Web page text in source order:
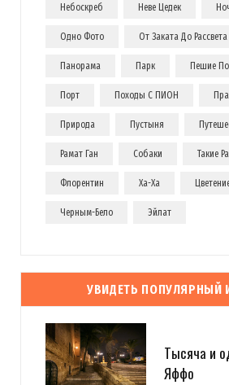
Небоскреб Неве Цедек
Одно Фото От Заката До Рассвета
Панорама Парк Пешие
Порт Походы С ПИОН
Природа Пустыня
Рамат Ган Собаки Такие
Флорентин Ха-Ха
Черным-Бело Эйлат
УВИДЕТЬ ПОПУЛЯРНЫЙ
Тысяча и
Яффо